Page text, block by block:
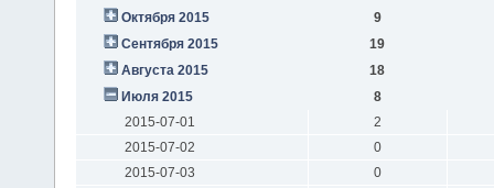
Октября 2015
9
Сентября 2015
19
Августа 2015
18
Июля 2015
8
2015-07-01
2
2015-07-02
0
2015-07-03
0